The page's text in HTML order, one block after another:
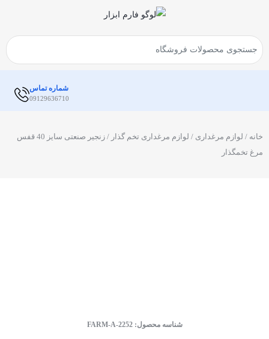
شماره تماس
09129636710
خانه / لوازم مرغداری / لوازم مرغداری تخم گذار
/ زنجیر صنعتی سایز 40 قفس
مرغ تخمگذار
شناسه محصول:FARM-A-2252